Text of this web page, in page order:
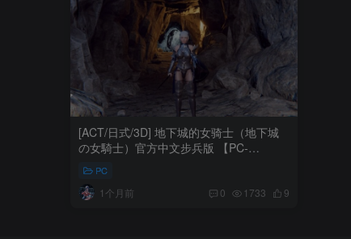
[ACT/日式/3D] 地下城的女骑士（地下城
の女騎士）官方中文步兵版 【PC-
PC
1个月前 0 1733 9